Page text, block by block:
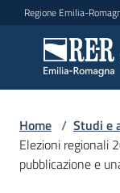
Vai al contenuto
Vai alla navigazione
Vai al footer
Regione Emilia-
Novità
Home / Studi e
Elezioni regionali
pubblicazione e